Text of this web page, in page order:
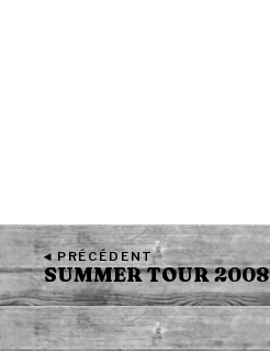
◂ PRÉCÉDENT
SUMMER TOUR 2008